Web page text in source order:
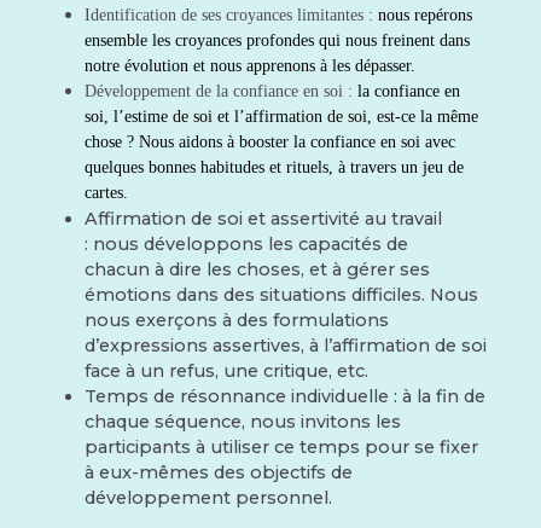
Identification de ses croyances limitantes : nous repérons
ensemble les croyances profondes qui nous freinent dans
notre évolution et nous apprenons à les dépasser.
Développement de la confiance en soi : la confiance en
soi, l’estime de soi et l’affirmation de soi, est-ce la même
chose ? Nous aidons à booster la confiance en soi avec
quelques bonnes habitudes et rituels, àtravers un jeu de
cartes.
Affirmation de soi et assertivité au travail
: nous développons les capacités de
chacun à dire les choses, et à gérer ses
émotions dans des situations difficiles. Nous
nous exerçons à des formulations
d’expressions assertives, à l’affirmation de soi
face à un refus, une critique, etc.
Temps de résonnance individuelle : à la fin de
chaque séquence, nous invitons les
participants à utiliser ce temps pour se fixer
à eux-mêmes des objectifs de
développement personnel.